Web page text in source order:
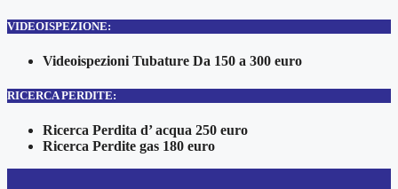
VIDEOISPEZIONE:
Videoispezioni Tubature Da 150 a 300 euro
RICERCA PERDITE:
Ricerca Perdita d’ acqua 250 euro
Ricerca Perdite gas 180 euro